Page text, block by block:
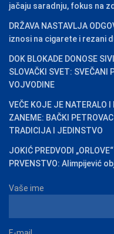
jačaju saradnju, fokus na
DRŽAVA NASTAVLJA
iznosi na cigarete i rezani
DOK BLOKADE DONOSE
SLOVAČKI SVET: SVEČANI
VOJVODINE
VEČE KOJE JE NATERALO
ZANEME: BAČKI
TRADICIJA I JEDINSTVO
JOKIĆ PREDVODI
PRVENSTVO: Alimpijević
Vaše ime